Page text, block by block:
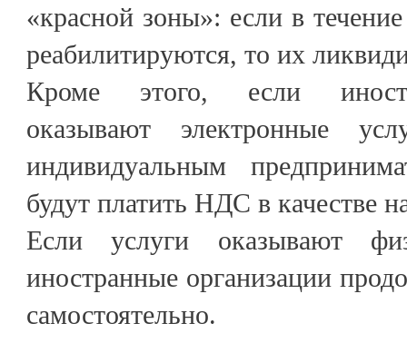
«красной зоны»: если в
реабилитируются, то их
Кроме этого, если
оказывают электронные
индивидуальным
будут платить НДС в качестве
Если услуги оказывают
иностранные организации
самостоятельно.